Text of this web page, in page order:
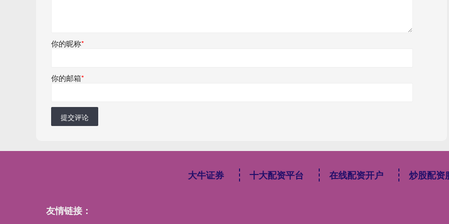
你的昵称*
你的邮箱*
提交评论
大牛证券 十大配资平台 在线配资开户 炒股配资
友情链接：